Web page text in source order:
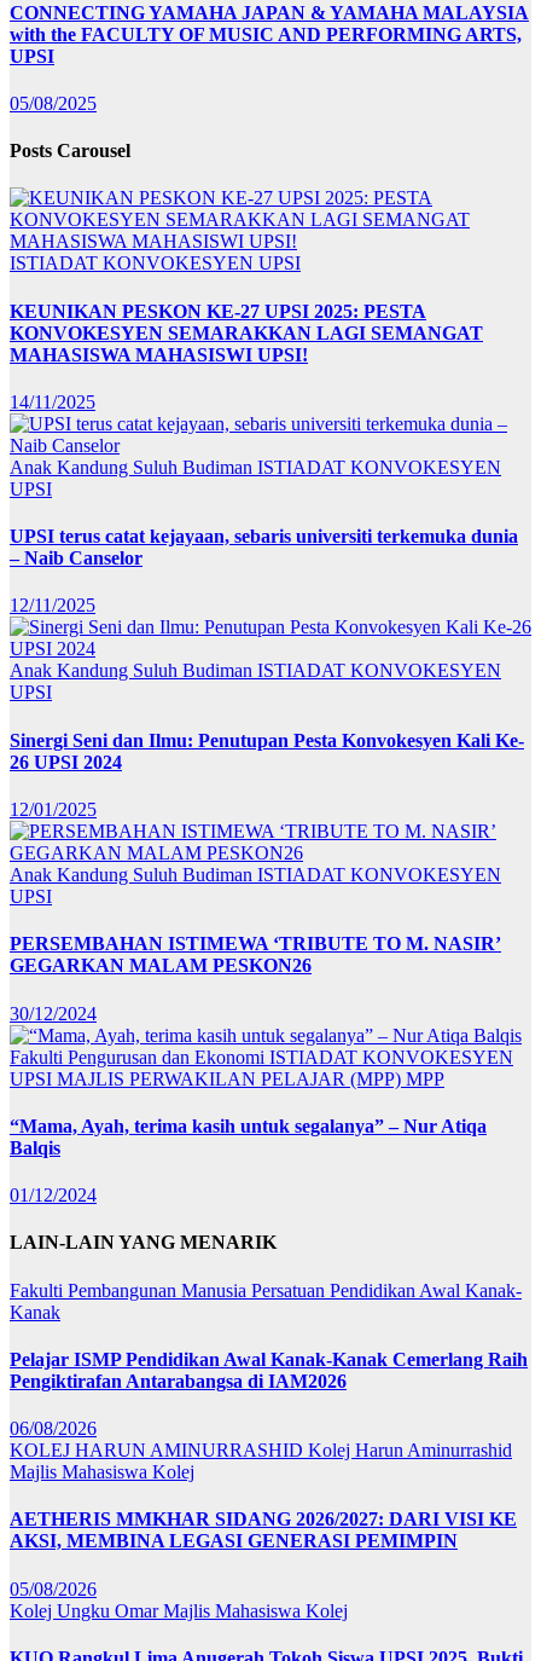
CONNECTING YAMAHA JAPAN & YAMAHA MALAYSIA
with the FACULTY OF MUSIC AND PERFORMING ARTS,
UPSI
05/08/2025
Posts Carousel
ISTIADAT KONVOKESYEN UPSI
KEUNIKAN PESKON KE-27 UPSI 2025: PESTA
KONVOKESYEN SEMARAKKAN LAGI SEMANGAT
MAHASISWA MAHASISWI UPSI!
14/11/2025
Anak Kandung Suluh Budiman ISTIADAT KONVOKESYEN
UPSI
UPSI terus catat kejayaan, sebaris universiti terkemuka dunia
– Naib Canselor
12/11/2025
Anak Kandung Suluh Budiman ISTIADAT KONVOKESYEN
UPSI
Sinergi Seni dan Ilmu: Penutupan Pesta Konvokesyen Kali Ke-
26 UPSI 2024
12/01/2025
Anak Kandung Suluh Budiman ISTIADAT KONVOKESYEN
UPSI
PERSEMBAHAN ISTIMEWA ‘TRIBUTE TO M. NASIR’
GEGARKAN MALAM PESKON26
30/12/2024
Fakulti Pengurusan dan Ekonomi ISTIADAT KONVOKESYEN
UPSI MAJLIS PERWAKILAN PELAJAR (MPP) MPP
“Mama, Ayah, terima kasih untuk segalanya” – Nur Atiqa
Balqis
01/12/2024
LAIN-LAIN YANG MENARIK
Fakulti Pembangunan Manusia Persatuan Pendidikan Awal Kanak-
Kanak
Pelajar ISMP Pendidikan Awal Kanak-Kanak Cemerlang Raih
Pengiktirafan Antarabangsa di IAM2026
06/08/2026
KOLEJ HARUN AMINURRASHID Kolej Harun Aminurrashid
Majlis Mahasiswa Kolej
AETHERIS MMKHAR SIDANG 2026/2027: DARI VISI KE
AKSI, MEMBINA LEGASI GENERASI PEMIMPIN
05/08/2026
Kolej Ungku OmarMajlis Mahasiswa Kolej